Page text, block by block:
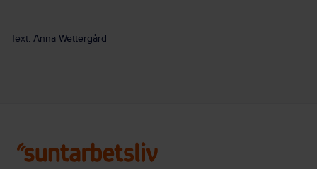
Text: Anna Wettergård